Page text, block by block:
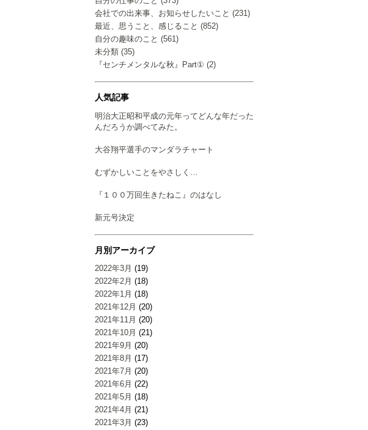
会社での出来事、お知らせしたいこと (231)
最近、思うこと、感じること (852)
自分の趣味のこと (561)
未分類 (35)
『センチメンタルな秋』Part① (2)
人気記事
明治大正昭和平成の元年ってどんな年だった
んだろうか調べてみた。
大谷翔平選手のマンダラチャート
むずかしいことをやさしく…
『１００万回生きたねこ』のはなし
新元号決定
月別アーカイブ
2022年3月 (19)
2022年2月 (18)
2022年1月 (18)
2021年12月 (20)
2021年11月 (20)
2021年10月 (21)
2021年9月 (20)
2021年8月 (17)
2021年7月 (20)
2021年6月 (22)
2021年5月 (18)
2021年4月 (21)
2021年3月 (23)